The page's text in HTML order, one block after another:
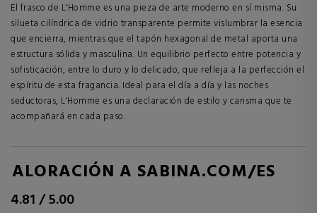
El frasco de L'Homme es una pieza de arte moderno en sí misma. Su
silueta cilíndrica de vidrio transparente permite vislumbrar la esencia
que encierra, mientras que el tapón hexagonal de metal aporta una
estructura sólida y masculina. Un equilibrio perfecto entre potencia y
sofisticación, entre lo duro y lo delicado, que refleja a la perfección el
espíritu de esta fragancia. Ideal para el día a día y las noches
seductoras, L'Homme es una declaración de estilo y carisma que te
acompañará en cada paso.
VALORACIÓN A SABINA.COM/ES
4.81/5.00